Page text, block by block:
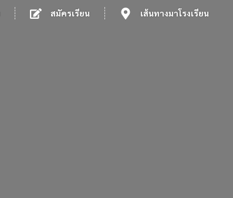
สมัครเรียน เส้นทางมาโรงเรียน